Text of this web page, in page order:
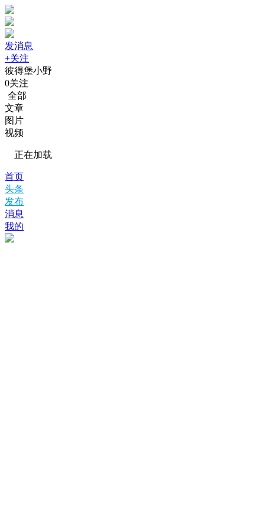
发消息
+关注
彼得堡小野
0关注
全部
文章
图片
视频
正在加载
首页
头条
发布
消息
我的